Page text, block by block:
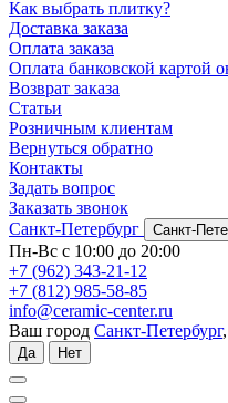
Как выбрать плитку?
Доставка заказа
Оплата заказа
Оплата банковской картой
Возврат заказа
Статьи
Розничным клиентам
Вернуться обратно
Контакты
Задать вопрос
Заказать звонок
Санкт-Петербург
Санкт-
Пн-Вс с 10:00 до 20:00
+7 (962) 343-21-12
+7 (812) 985-58-85
info@ceramic-center.ru
Ваш город Санкт-Петербург
Да Нет